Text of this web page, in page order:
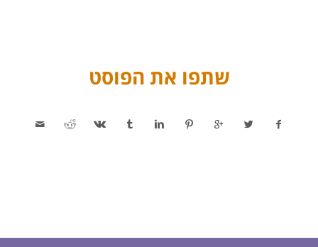
שתפו את הפוסט